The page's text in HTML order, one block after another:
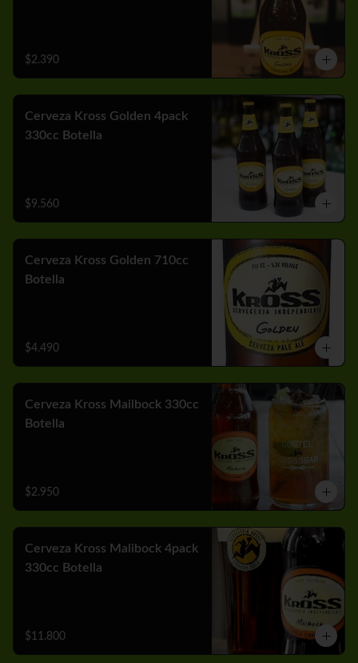
$2.390
Cerveza Kross Golden 4pack
330cc Botella
$9.560
Cerveza Kross Golden 710cc
Botella
$4.490
Cerveza Kross Mailbock 330cc
Botella
$2.950
Cerveza Kross Malibock 4pack
330cc Botella
$11.800